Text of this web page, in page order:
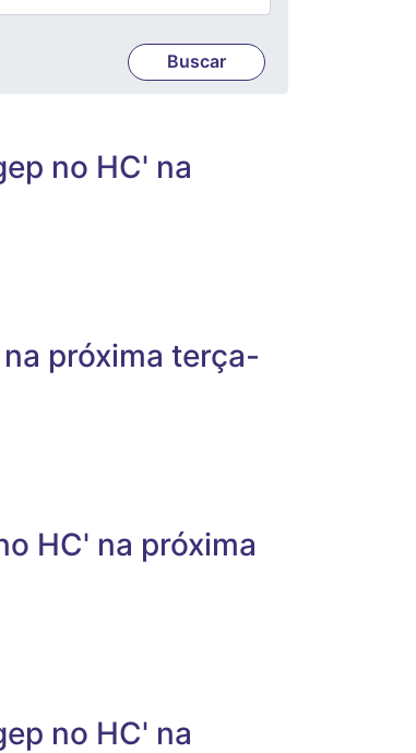
no HC' na
próxima terça-
HC' na próxima
no HC' na